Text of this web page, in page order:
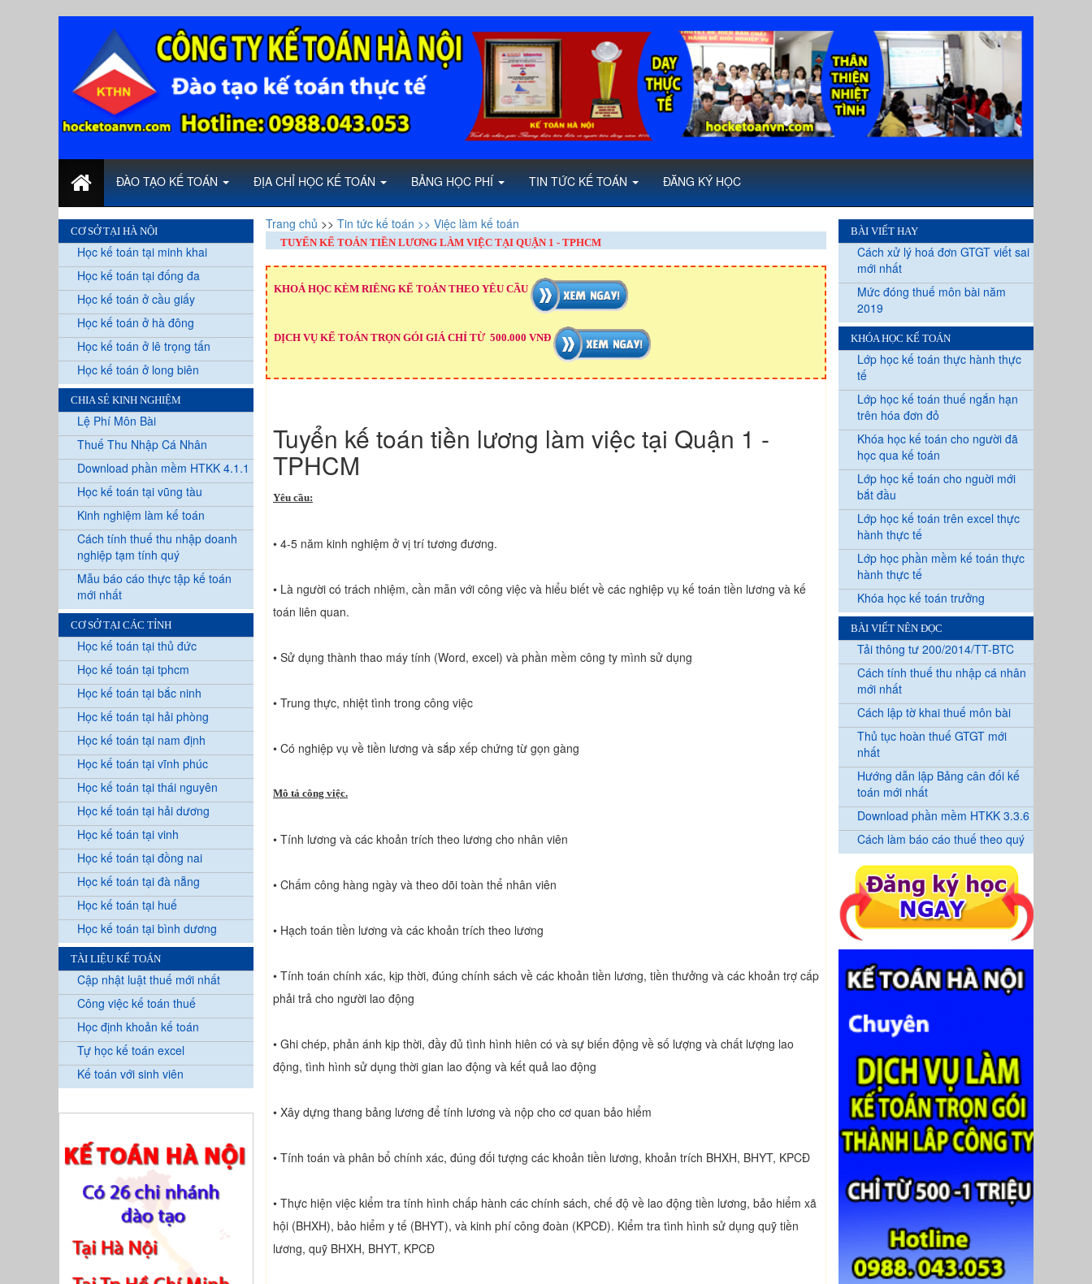
ĐÀO TẠO KẾ TOÁN ĐỊA CHỈ HỌC KẾ TOÁN BẢNG HỌC PHÍ TIN TỨC KẾ TOÁN ĐĂNG KÝ HỌC
CƠ SỞ TẠI HÀ NỘI
Học kế toán tại minh khai
Học kế toán tại đống đa
Học kế toán ở cầu giấy
Học kế toán ở hà đông
Học kế toán ở lê trọng tấn
Học kế toán ở long biên
CHIA SẺ KINH NGHIỆM
Lệ Phí Môn Bài
Thuế Thu Nhập Cá Nhân
Download phần mềm HTKK 4.1.1
Học kế toán tại vũng tàu
Kinh nghiệm làm kế toán
Cách tính thuế thu nhập doanh
nghiệp tạm tính quý
Mẫu báo cáo thực tập kế toán
mới nhất
CƠ SỞ TẠI CÁC TỈNH
Học kế toán tại thủ đức
Học kế toán tại tphcm
Học kế toán tại bắc ninh
Học kế toán tại hải phòng
Học kế toán tại nam định
Học kế toán tại vĩnh phúc
Học kế toán tại thái nguyên
Học kế toán tại hải dương
Học kế toán tại vinh
Học kế toán tại đồng nai
Học kế toán tại đà nẵng
Học kế toán tại huế
Học kế toán tại bình dương
TÀI LIỆU KẾ TOÁN
Cập nhật luật thuế mới nhất
Công việc kế toán thuế
Học định khoản kế toán
Tự học kế toán excel
Kế toán với sinh viên
Trang chủ >> Tin tức kế toán >> Việc làm kế toán
TUYỂN KẾ TOÁN TIỀN LƯƠNG LÀM VIỆC TẠI QUẬN 1 - TPHCM
KHOÁ HỌC KÈM RIÊNG KẾ TOÁN THEO YÊU CẦU
DỊCH VỤ KẾ TOÁN TRỌN GÓI GIÁ CHỈ TỪ 500.000 VNĐ
Tuyển kế toán tiền lương làm việc tại Quận 1 -
TPHCM
Yêu cầu:
• 4-5 năm kinh nghiệm ở vị trí tương đương.
• Là người có trách nhiệm, cần mẫn với công việc và hiểu biết về các nghiệp vụ kế toán tiền lương và kế
toán liên quan.
• Sử dụng thành thao máy tính (Word, excel) và phần mềm công ty mình sử dụng
• Trung thực, nhiệt tình trong công việc
• Có nghiệp vụ về tiền lương và sắp xếp chứng từ gọn gàng
Mô tả công việc.
• Tính lương và các khoản trích theo lương cho nhân viên
• Chấm công hàng ngày và theo dõi toàn thể nhân viên
• Hạch toán tiền lương và các khoản trích theo lương
• Tính toán chính xác, kịp thời, đúng chính sách về các khoản tiền lương, tiền thưởng và các khoản trợ cấp
phải trả cho người lao động
• Ghi chép, phản ánh kịp thời, đầy đủ tình hình hiên có và sự biến động về số lượng và chất lượng lao
động, tình hình sử dụng thời gian lao động và kết quả lao động
• Xây dựng thang bảng lương để tính lương và nộp cho cơ quan bảo hiểm
• Tính toán và phân bổ chính xác, đúng đối tượng các khoản tiền lương, khoản trích BHXH, BHYT, KPCĐ
• Thực hiện việc kiểm tra tính hình chấp hành các chính sách, chế độ về lao động tiền lương, bảo hiểm xã
hội (BHXH), bảo hiểm y tế (BHYT), và kinh phí công đoàn (KPCĐ). Kiểm tra tình hình sử dụng quỹ tiền
lương, quỹ BHXH, BHYT, KPCĐ
BÀI VIẾT HAY
Cách xử lý hoá đơn GTGT viết sai
mới nhất
Mức đóng thuế môn bài năm
2019
KHÓA HỌC KẾ TOÁN
Lớp học kế toán thực hành thực
tế
Lớp học kế toán thuế ngắn hạn
trên hóa đơn đỏ
Khóa học kế toán cho người đã
học qua kế toán
Lớp học kế toán cho nguời mới
bắt đầu
Lớp học kế toán trên excel thực
hành thực tế
Lớp học phần mềm kế toán thực
hành thực tế
Khóa học kế toán trưởng
BÀI VIẾT NÊN ĐỌC
Tải thông tư 200/2014/TT-BTC
Cách tính thuế thu nhập cá nhân
mới nhất
Cách lập tờ khai thuế môn bài
Thủ tục hoàn thuế GTGT mới
nhất
Hướng dẫn lập Bảng cân đối kế
toán mới nhất
Download phần mềm HTKK 3.3.6
Cách làm báo cáo thuế theo quý